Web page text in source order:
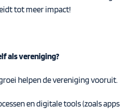
tot meer impact!
als vereniging?
helpen de vereniging vooruit.
en digitale tools (zoals apps